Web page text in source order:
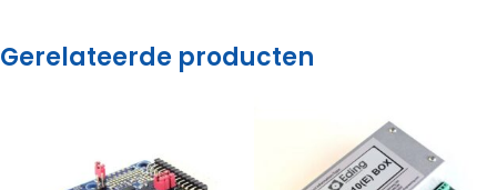
Gerelateerde producten